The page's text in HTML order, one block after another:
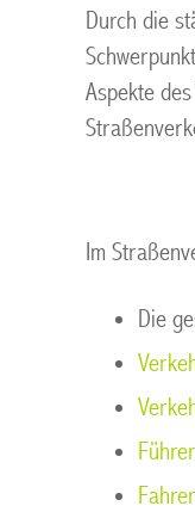
Durch die
Aspekte
Im
Die